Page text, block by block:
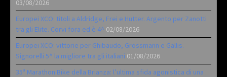
03/08/2026
Europei XCO: titoli a Aldridge, Frei e Hutter. Argento per Zanotti
tra gli Elite. Corvi fora ed è 4^ 02/08/2026
Europei XCO: vittorie per Ghibaudo, Grossmann e Gallis.
Signorelli 5^ la migliore tra gli italiani 01/08/2026
35ª Marathon Bike della Brianza: l’ultima sfida agonistica di una